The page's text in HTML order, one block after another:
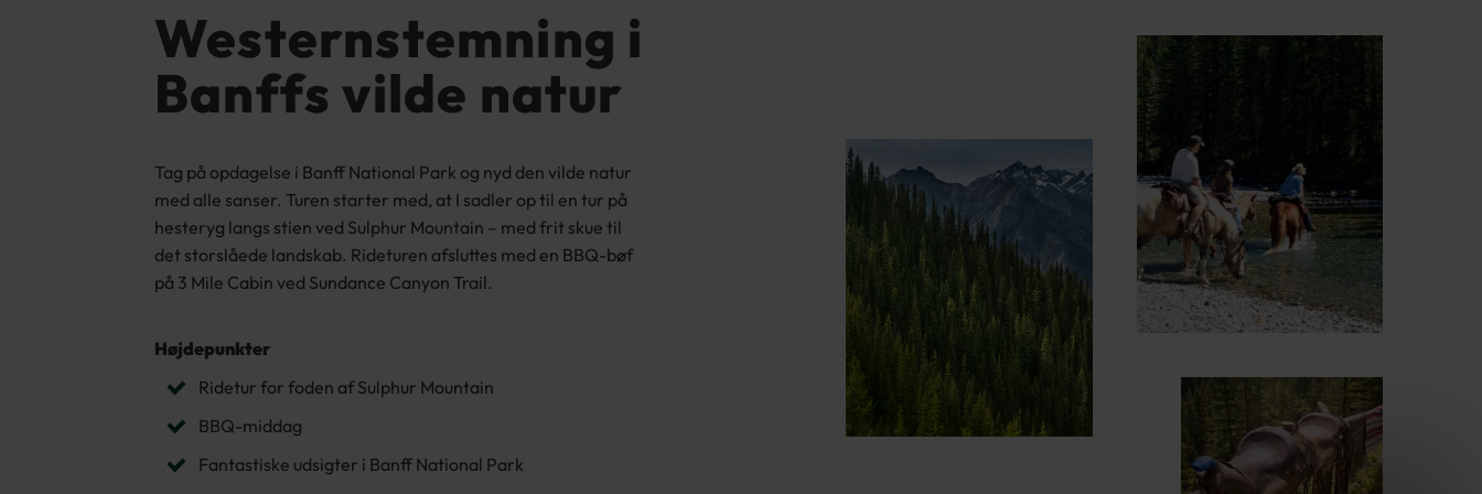
Westernstemning i
Banffs vilde natur
Tag på opdagelse i Banff National Park og nyd den vilde natur
med alle sanser. Turen starter med, at I sadler op til en tur på
hesteryg langs stien ved Sulphur Mountain – med frit skue til
det storslåede landskab. Rideturen afsluttes med en BBQ-bøf
på 3 Mile Cabin ved Sundance Canyon Trail.
Højdepunkter
Ridetur for foden af Sulphur Mountain
BBQ-middag
Fantastiske udsigter i Banff National Park